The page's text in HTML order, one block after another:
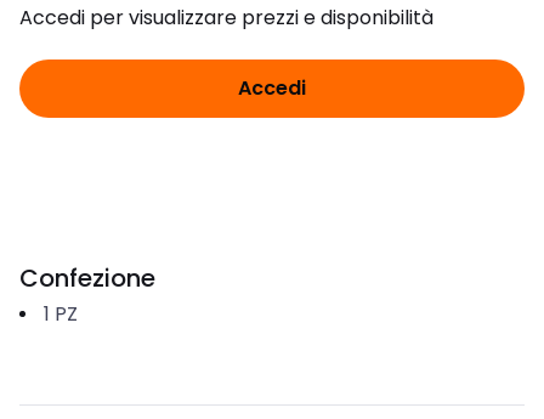
Accedi per visualizzare prezzi e disponibilità
Accedi
Confezione
1 PZ